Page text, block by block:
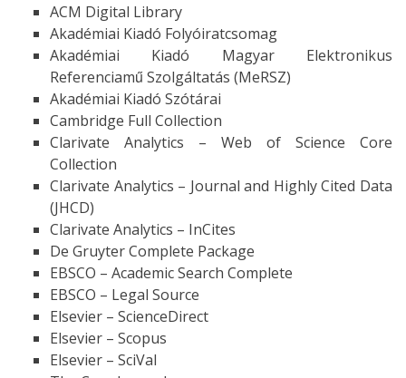
ACM Digital Library
Akadémiai Kiadó Folyóiratcsomag
Akadémiai Kiadó Magyar Elektronikus
Referenciamű Szolgáltatás (MeRSZ)
Akadémiai Kiadó Szótárai
Cambridge Full Collection
Clarivate Analytics – Web of Science Core
Collection
Clarivate Analytics – Journal and Highly Cited Data
(JHCD)
Clarivate Analytics – InCites
De Gruyter Complete Package
EBSCO – Academic Search Complete
EBSCO – Legal Source
Elsevier – ScienceDirect
Elsevier – Scopus
Elsevier – SciVal